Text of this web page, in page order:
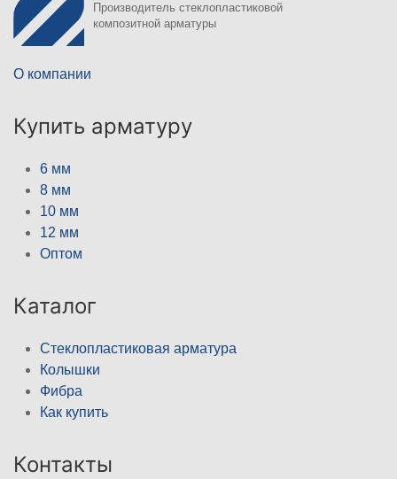
Производитель стеклопластиковой
композитной арматуры
О компании
Купить арматуру
6 мм
8 мм
10 мм
12 мм
Оптом
Каталог
Стеклопластиковая арматура
Колышки
Фибра
Как купить
Контакты